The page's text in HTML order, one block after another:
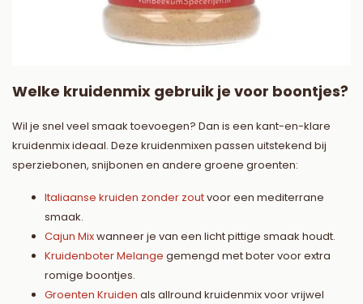
Welke kruidenmix gebruik je voor boontjes?
Wil je snel veel smaak toevoegen? Dan is een kant-en-klare
kruidenmix ideaal. Deze kruidenmixen passen uitstekend bij
sperziebonen, snijbonen en andere groene groenten:
Italiaanse kruiden zonder zoutvoor een mediterrane
smaak.
Cajun Mixwanneer je van een licht pittige smaak houdt.
Kruidenboter Melange gemengd met boter voor extra
romige boontjes.
Groenten Kruiden als allround kruidenmix voor vrijwel